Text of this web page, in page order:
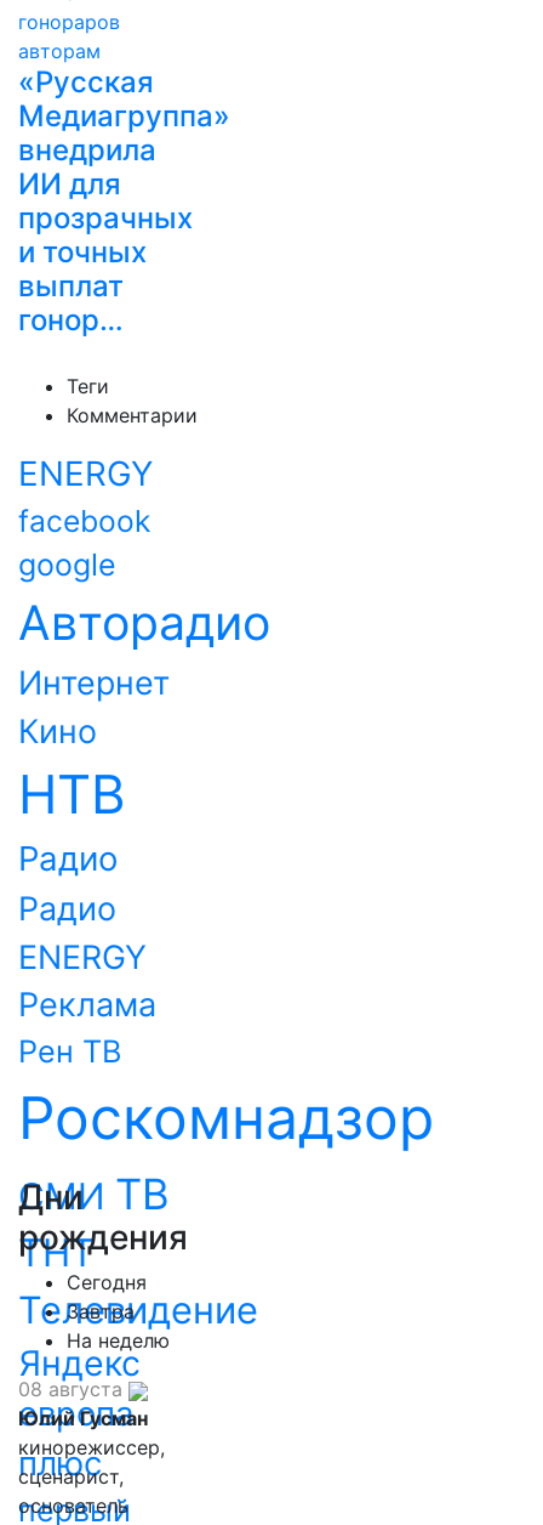
«Русская
Медиагруппа»
внедрила
ИИ для
прозрачных
и точных
выплат
гонор…
Теги
Комментарии
ENERGY
facebook
google
Авторадио
Интернет
Кино
НТВ
Радио
Радио
ENERGY
Реклама
Рен ТВ
Роскомнадзор
СМИ ТВ
ТНТ
Телевидение
Яндекс
европа
плюс
первый
Дни
рождения
Сегодня
Завтра
На неделю
08 августа
Юлий Гусман
кинорежиссер,
сценарист,
основатель